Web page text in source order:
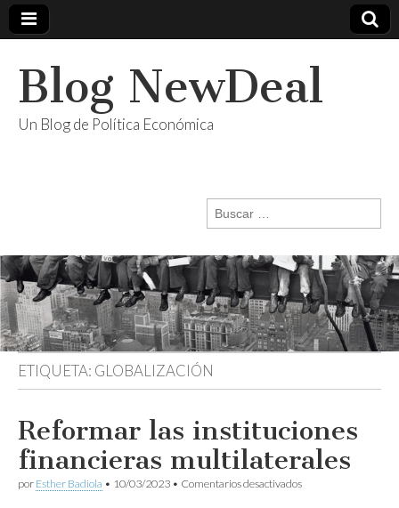
Blog NewDeal
Un Blog de Política Económica
Buscar:
ETIQUETA: GLOBALIZACIÓN
Reformar las instituciones
financieras multilaterales
por Esther Badiola • 10/03/2023 • Comentarios desactivadosen